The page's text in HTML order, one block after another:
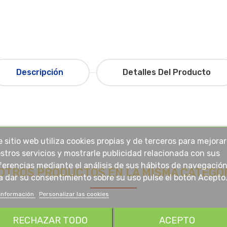
Descripción Detalles Del Producto
PRODUCTOS EN LA MISMA
sitio web utiliza cookies propias y de terceros para mejorar
servicios y mostrarle publicidad relacionada con sus
mediante el análisis de sus hábitos de
dar su consentimiento sobre su uso pulse el botón Acepto.
Personalizar las cookies
RECHAZAR TODO ACEPTO